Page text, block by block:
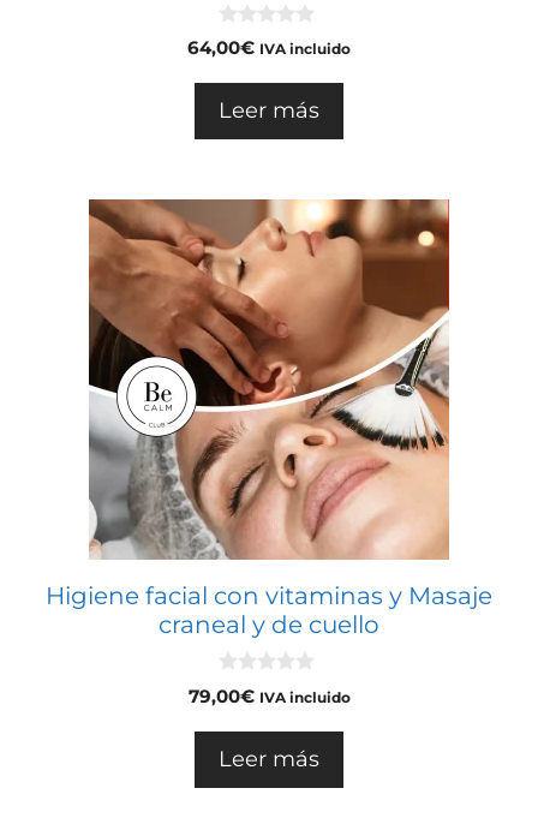
0
d
64,00€ IVA incluido
Leer más
Higiene facial con vitaminas y Masaje
craneal y de cuello
0
d
79,00€ IVA incluido
Leer más